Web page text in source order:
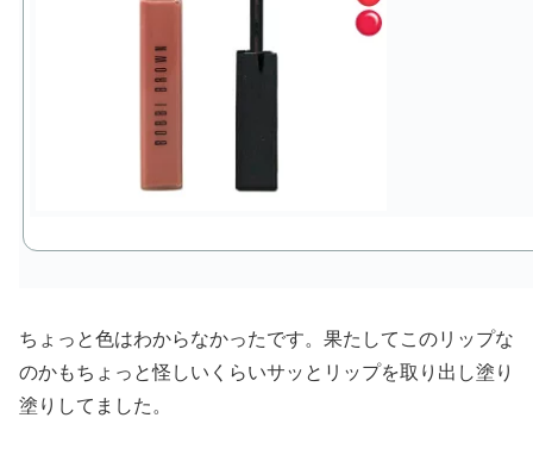
ちょっと色はわからなかったです。果たしてこのリップな
のかもちょっと怪しいくらいサッとリップを取り出し塗り
塗りしてました。